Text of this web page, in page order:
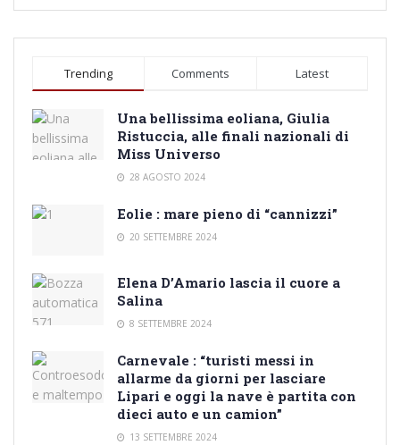
Trending Comments Latest
Una bellissima eoliana, Giulia
Ristuccia, alle finali nazionali di
Miss Universo
28 AGOSTO 2024
Eolie : mare pieno di “cannizzi”
20 SETTEMBRE 2024
Elena D’Amario lascia il cuore a
Salina
8 SETTEMBRE 2024
Carnevale : “turisti messi in
allarme da giorni per lasciare
Lipari e oggi la nave è partita con
dieci auto e un camion”
13 SETTEMBRE 2024